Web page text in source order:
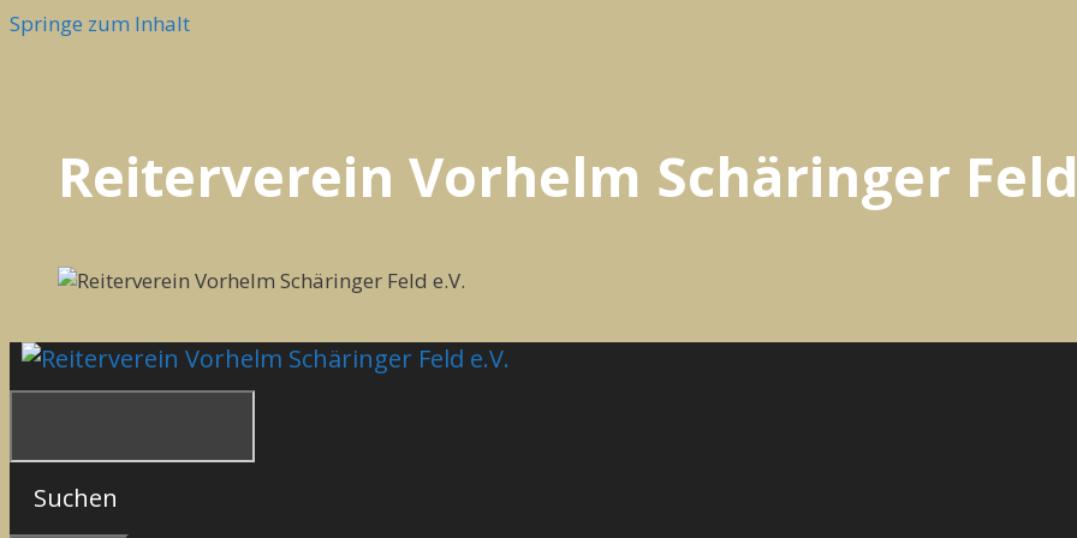
Springe zum Inhalt
Reiterverein Vorhelm Schäringer
Suchen